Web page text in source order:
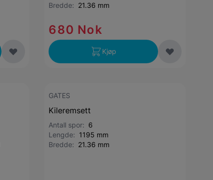
Bredde: 21.36 mm
680 Nok
Kjøp
GATES
Kileremsett
Antall spor: 6
Lengde: 1195 mm
Bredde: 21.36 mm